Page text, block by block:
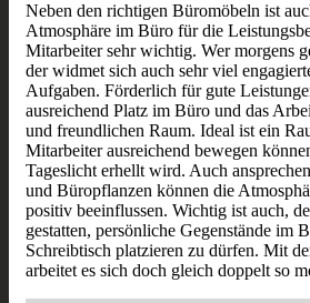
Neben den richtigen Büromöbeln ist
Atmosphäre im Büro für die
Mitarbeiter sehr wichtig. Wer morgens
der widmet sich auch sehr viel
Aufgaben. Förderlich für gute
ausreichend Platz im Büro und das
und freundlichen Raum. Ideal ist ein
Mitarbeiter ausreichend bewegen
Tageslicht erhellt wird. Auch
und Büropflanzen können die
positiv beeinflussen. Wichtig ist auch,
gestatten, persönliche Gegenstände im
Schreibtisch platzieren zu dürfen. Mit
arbeitet es sich doch gleich doppelt so